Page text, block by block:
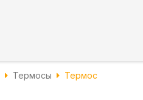
Термосы Термос